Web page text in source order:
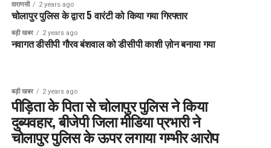
वाराणसी 2 years ago
चोलापुर पुलिस के द्वारा 5 वारंटी को किया गया गिरफ्तार
बड़ी खबर 2 years ago
नवागत डीसीपी गौरव बंशवाल को डीसीपी काशी ज़ोन बनाया गया
बड़ी खबर 2 years ago
पीड़िता के पिता से चोलापुर पुलिस ने किया
दुब्यवहार, बीजेपी जिला मीडिया प्रभारी ने
चोलापुर पुलिस के ऊपर लगाया गम्भीर आरोप